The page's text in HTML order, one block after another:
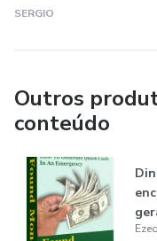
SERGIO
Outros
conteúdo